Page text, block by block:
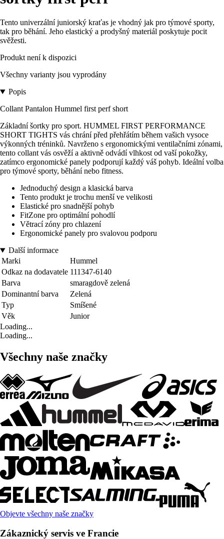
Tento univerzální juniorský kraťas je vhodný jak pro týmové sporty,
tak pro běhání. Jeho elastický a prodyšný materiál poskytuje pocit
svěžesti.
Produkt není k dispozici
Všechny varianty jsou vyprodány
Popis
Collant Pantalon Hummel first perf short
Základní šortky pro sport. HUMMEL FIRST PERFORMANCE
SHORT TIGHTS vás chrání před přehřátím během vašich vysoce
výkonných tréninků. Navrženo s ergonomickými ventilačními zónami,
tento collant vás osvěží a aktivně odvádí vlhkost od vaší pokožky,
zatímco ergonomické panely podporují každý váš pohyb. Ideální volba
pro týmové sporty, běhání nebo fitness.
Jednoduchý design a klasická barva
Tento produkt je trochu menší ve velikosti
Elastické pro snadnější pohyb
FitZone pro optimální pohodlí
Větrací zóny pro chlazení
Ergonomické panely pro svalovou podporu
Další informace
Marki
Hummel
Odkaz na dodavatele 111347-6140
Barva
smaragdově zelená
Dominantní barva
Zelená
Typ
Smíšené
Věk
Junior
Loading...
Loading...
Všechny naše značky
Objevte všechny naše značky
Zákaznický servis ve Francie